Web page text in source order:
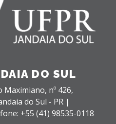
DO SUL
Maximiano, nº 426,
do Sul - PR |
+55 (41) 98535-0118